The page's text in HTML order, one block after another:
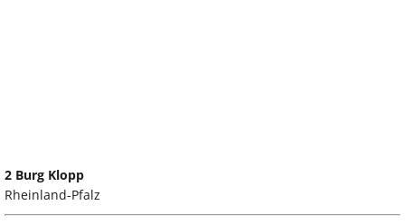
2 Burg Klopp
Rheinland-Pfalz